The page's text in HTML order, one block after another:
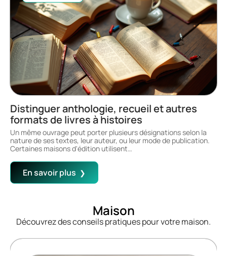
Distinguer anthologie, recueil et autres
formats de livres à histoires
Un même ouvrage peut porter plusieurs désignations selon la
nature de ses textes, leur auteur, ou leur mode de publication.
Certaines maisons d'édition utilisent…
En savoir plus
Maison
Découvrez des conseils pratiques pour votre maison.